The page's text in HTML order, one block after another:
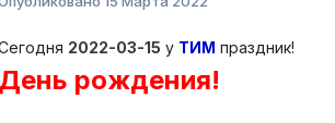
2022-03-15 у ТИМ праздник!
День рождения!